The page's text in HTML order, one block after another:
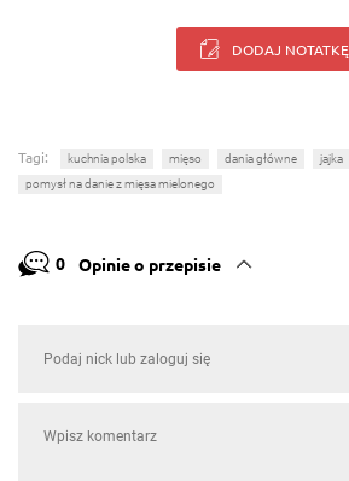
DODAJ NOTATKĘ
Tagi: kuchnia polska mięso dania główne jajka
pomysł na danie z mięsa mielonego
0 Opinie o przepisie